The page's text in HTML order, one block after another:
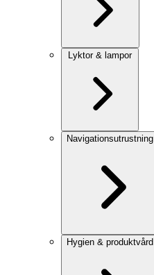
Lyktor & lampor
Navigationsutrustning
Hygien & produktvård